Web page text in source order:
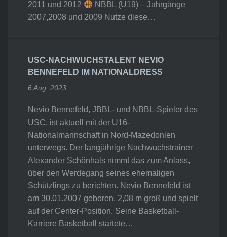
2011 und 2012
NBBL (U19) – Jahrgänge
2007,2008 und 2009 Nutze diese…
USC-NACHWUCHSTALENT NEVIO
BENNEFELD IM NATIONALDRESS
6 Aug. 2023
Nevio Bennefeld, JBBL- und NBBL-Spieler des
USC, ist aktuell mit der U16-
Nationalmannschaft in Nord-Mazedonien
unterwegs. Der langjährige Nachwuchstrainer
Alexander Schönhals nimmt das zum Anlass,
über den Werdegang seines ehemaligen
Schützlings zu berichten. Nevio Bennefeld ist
am 30.01.2007 geboren, 2,08 m groß und spielt
auf der Center-Position. Seine Basketball-
Karriere Basketball startete…